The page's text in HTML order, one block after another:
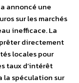
annoncé une
sur les marchés
inefficace. La
directement
locales pour
taux d’intérêt
la spéculation sur